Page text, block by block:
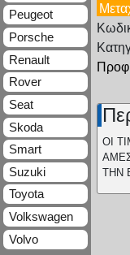
ΟΙ
ΤΗΝ
Peugeot
Porsche
Renault
Rover
Seat
Skoda
Smart
Suzuki
Toyota
Volkswagen
Volvo